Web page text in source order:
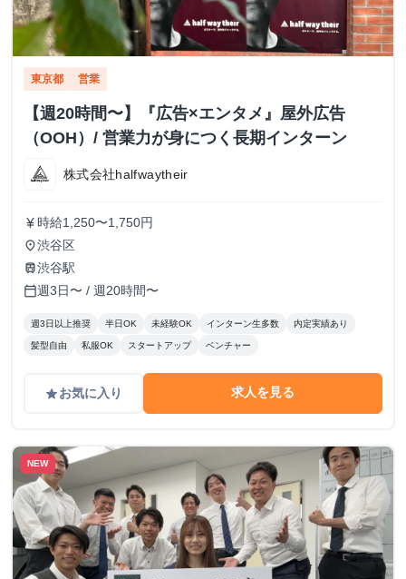
東京都 営業
【週20時間〜】『広告×エンタメ』屋外広告
（OOH）/ 営業力が身につく長期インターン
株式会社halfwaytheir
currency_yen 時給1,250〜1,750円
place渋谷区
train渋谷駅
calendar_today週3日〜 / 週20時間〜
週3日以上推奨 半日OK 未経験OK インターン生多数 内定実績あり
髪型自由 私服OK スタートアップ ベンチャー
gradeお気に入り 求人を見る
NEW